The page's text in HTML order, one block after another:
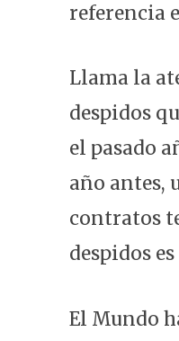
referencia
Llama la
despidos
el pasado
año antes,
contratos
despidos
El Mundo